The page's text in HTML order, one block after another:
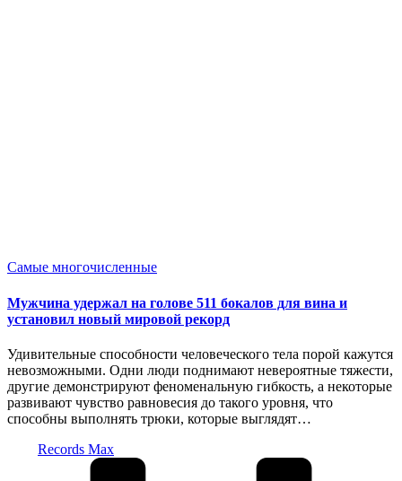
Опубликовано
Самые многочисленные
Мужчина удержал на голове 511 бокалов для вина и
установил новый мировой рекорд
Удивительные способности человеческого тела порой кажутся
невозможными. Одни люди поднимают невероятные тяжести,
другие демонстрируют феноменальную гибкость, а некоторые
развивают чувство равновесия до такого уровня, что
способны выполнять трюки, которые выглядят…
Records Max